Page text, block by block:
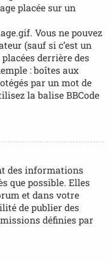
placée sur un
Vous ne pouvez
(sauf si c’est un
derrière des
: boîtes aux
par un mot de
la balise BBCode
des informations
que possible. Elles
et dans votre
de publier des
définies par